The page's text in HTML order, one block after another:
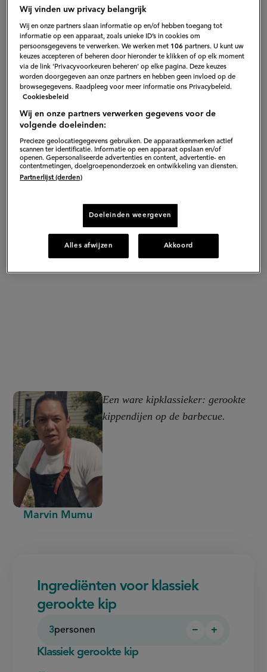
Gepubliceerd op: 06-09-19
Bewerkt op:
Marvin Mumu
Een ware kipklassieker: gerookte
kippendijen op de barbecue.
Ingrediënten voor klassiek
gerookte kip
3personen
Persoon
−
Persoon
+
Klassiek gerookte kip
Wij vinden uw privacy belangrijk
Wij en onze partners slaan informatie op en/of hebben toegang tot
informatie op een apparaat, zoals unieke ID’s in cookies om
persoonsgegevens te verwerken. We werken met 106 partners. U kunt uw
keuzes accepteren of beheren door hieronder te klikken of op elk moment
via de link ‘Privacyvoorkeuren beheren’ op elke pagina. Deze keuzes
worden doorgegeven aan onze partners en hebben geen invloed op de
browsegegevens. Raadpleeg voor meer informatie ons Privacybeleid.
Cookiesbeleid
Wij en onze partners verwerken gegevens voor de
volgende doeleinden:
Precieze geolocatiegegevens gebruiken. De apparaatkenmerken actief
scannen ter identificatie. Informatie op een apparaat opslaan en/of
openen. Gepersonaliseerde advertenties en content, advertentie- en
contentmetingen, doelgroepenonderzoek en ontwikkeling van diensten.
Partnerlijst (derden)
Doeleinden weergeven
Alles afwijzen Akkoord